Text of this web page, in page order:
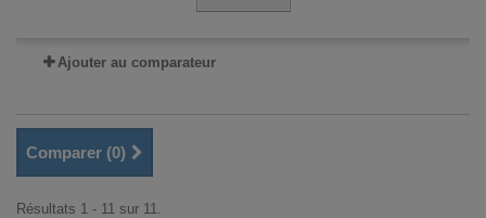
Ajouter au comparateur
Comparer (0)
Résultats 1 - 11 sur 11.